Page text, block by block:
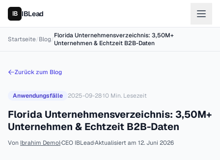
IBLead
Startseite/Blog/Florida Unternehmensverzeichnis: 3,50M+
Unternehmen & Echtzeit B2B-Daten
Zurück zum Blog
Anwendungsfälle 2025-09-28·10 Min. Lesezeit
Florida Unternehmensverzeichnis: 3,50M+
Unternehmen & Echtzeit B2B-Daten
Von Ibrahim Demol·CEO IBLead·Aktualisiert am 12. Juni 2026